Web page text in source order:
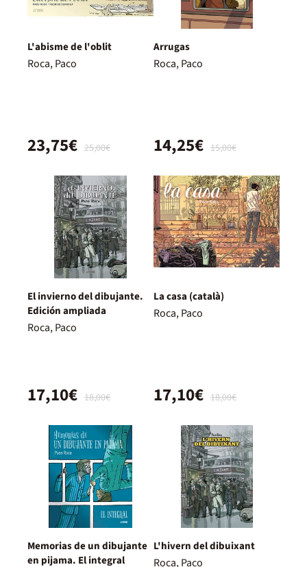
L'abisme de l'oblit
Roca, Paco
25,00€
23,75€
Arrugas
Roca, Paco
15,00€
14,25€
El invierno del dibujante.
Edición ampliada
Roca, Paco
18,00€
17,10€
La casa (català)
Roca, Paco
18,00€
17,10€
Memorias de un dibujante
en pijama. El integral
L'hivern del dibuixant
Roca, Paco